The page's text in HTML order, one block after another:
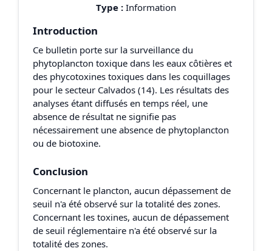
Type : Information
Introduction
Ce bulletin porte sur la surveillance du
phytoplancton toxique dans les eaux côtières et
des phycotoxines toxiques dans les coquillages
pour le secteur Calvados (14). Les résultats des
analyses étant diffusés en temps réel, une
absence de résultat ne signifie pas
nécessairement une absence de phytoplancton
ou de biotoxine.
Conclusion
Concernant le plancton, aucun dépassement de
seuil n'a été observé sur la totalité des zones.
Concernant les toxines, aucun de dépassement
de seuil réglementaire n'a été observé sur la
totalité des zones.